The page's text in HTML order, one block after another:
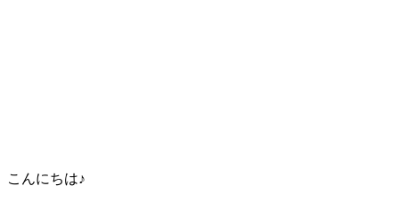
こんにちは♪